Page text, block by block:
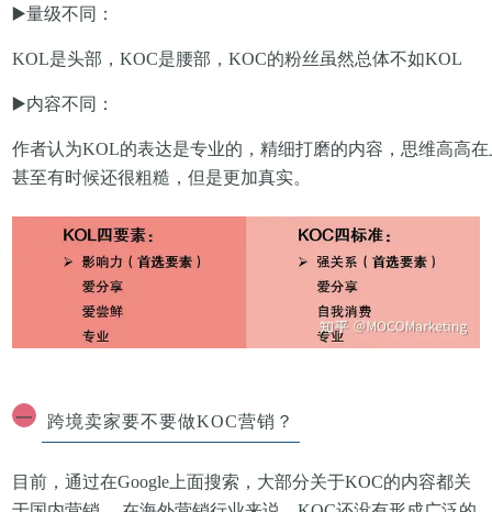
▶️量级不同 ：
KOL是头部，KOC是腰部，KOC的粉丝虽然总体不如KOL
▶️内容不同 ：
作者认为KOL的表达是专业的，精细打磨的内容，思维高高
甚至有时候还很粗糙，但是更加真实。
一 跨境卖家要不要做KOC营销？
目前，通过在Google上面搜索，大部分关于KOC的内容都关